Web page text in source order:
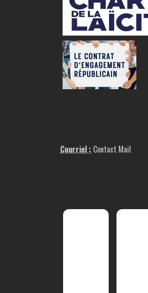
Courriel : Contact Mail